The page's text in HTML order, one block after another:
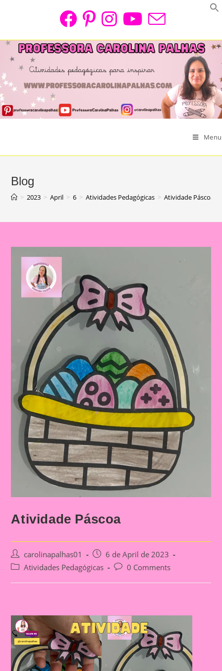
Menu
Blog
> 2023 > April > 6 > Atividades Pedagógicas > Atividade Páscoa
Atividade Páscoa
Post
author:
carolinapalhas01
Post
published:
6 de April de 2023
PostAtividades Pedagógicas
Post0 Comments